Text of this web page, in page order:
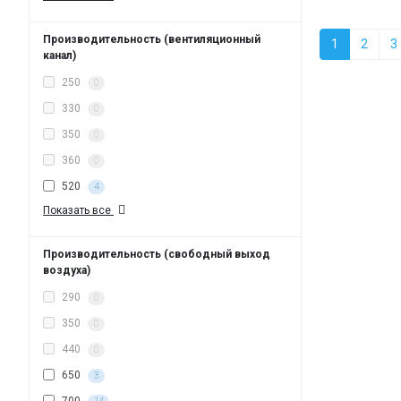
Производительность (вентиляционный
канал)
250 0
330 0
350 0
360 0
520 4
Показать все
Производительность (свободный выход
воздуха)
290 0
350 0
440 0
650 3
1 2 3